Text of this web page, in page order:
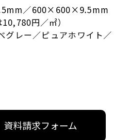
／600×600×9.5mm
円／㎡）
グレー／ピュアホワイト／
資料請求フォーム